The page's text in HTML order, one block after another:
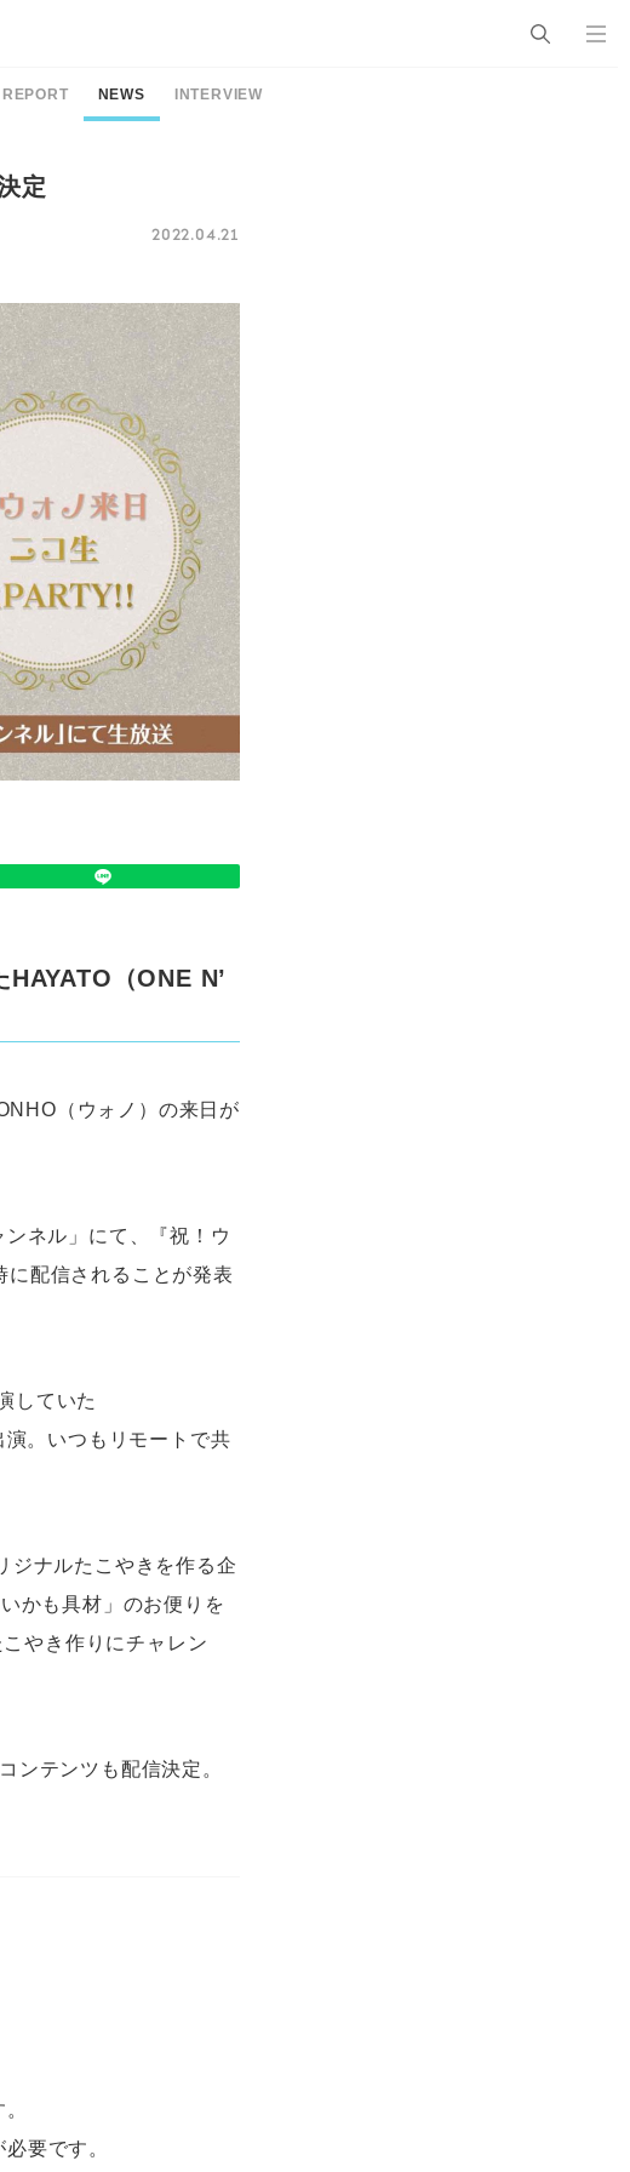
REPORT NEWS INTERVIEW
定
2022.04.21
（ONE N’
（ウォノ）の来日が
ネル」にて、『祝！ウ
配信されることが発表
していた
。いつもリモートで共
ジナルたこやきを作る企
かも具材」のお便りを
やき作りにチャレン
ンテンツも配信決定。
要です。